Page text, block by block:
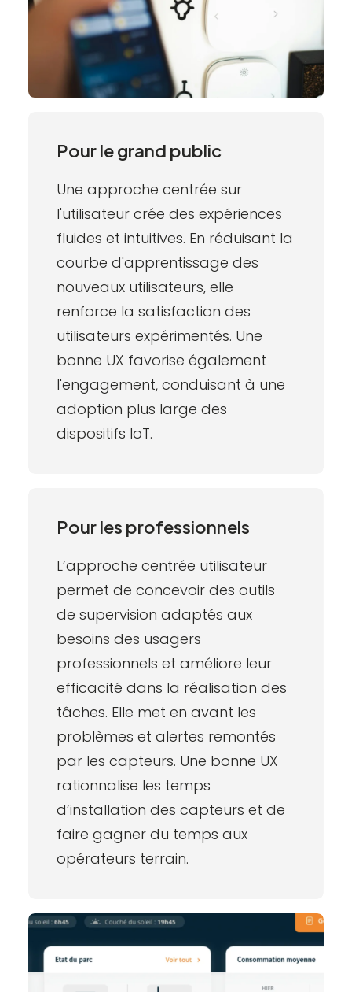
Pour le grand public
Une approche centrée sur
l'utilisateur crée des expériences
fluides et intuitives. En réduisant la
courbe d'apprentissage des
nouveaux utilisateurs, elle
renforce la satisfaction des
utilisateurs expérimentés. Une
bonne UX favorise également
l'engagement, conduisant à une
adoption plus large des
dispositifs IoT.
Pour les professionnels
L’approche centrée utilisateur
permet de concevoir des outils
de supervision adaptés aux
besoins des usagers
professionnels et améliore leur
efficacité dans la réalisation des
tâches. Elle met en avant les
problèmes et alertes remontés
par les capteurs. Une bonne UX
rationnalise les temps
d’installation des capteurs et de
faire gagner du temps aux
opérateurs terrain.